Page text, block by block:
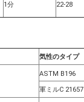
1分 22-28
気性のタイプ
ASTM B196
軍ミルC 21657